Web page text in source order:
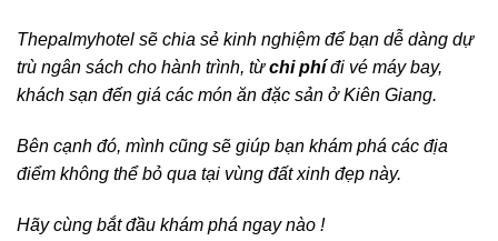
Thepalmyhotel sẽ chia sẻ kinh nghiệm để bạn dễ dàng dự
trù ngân sách cho hành trình, từchi phíđi vé máy bay,
khách sạn đến giá các món ăn đặc sản ở Kiên Giang.
Bên cạnh đó, mình cũng sẽ giúp bạn khám phá các địa
điểm không thể bỏ qua tại vùng đất xinh đẹp này.
Hãy cùng bắt đầu khám phá ngay nào !